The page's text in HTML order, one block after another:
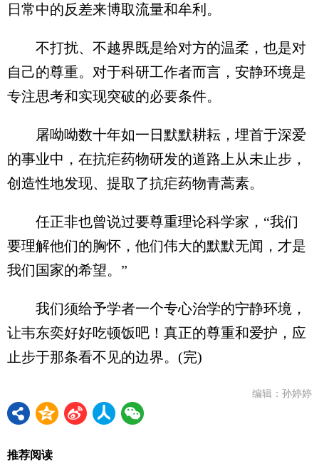
日常中的反差来博取流量和牟利。
不打扰、不越界既是给对方的温柔，也是对
自己的尊重。对于科研工作者而言，安静环境是
专注思考和实现突破的必要条件。
屠呦呦数十年如一日默默耕耘，埋首于深爱
的事业中，在抗疟药物研发的道路上从未止步，
创造性地发现、提取了抗疟药物青蒿素。
任正非也曾说过要尊重理论科学家，“我们
要理解他们的胸怀，他们伟大的默默无闻，才是
我们国家的希望。”
我们须给予学者一个专心治学的宁静环境，
让韦东奕好好吃顿饭吧！真正的尊重和爱护，应
止步于那条看不见的边界。(完)
编辑：孙婷婷
推荐阅读